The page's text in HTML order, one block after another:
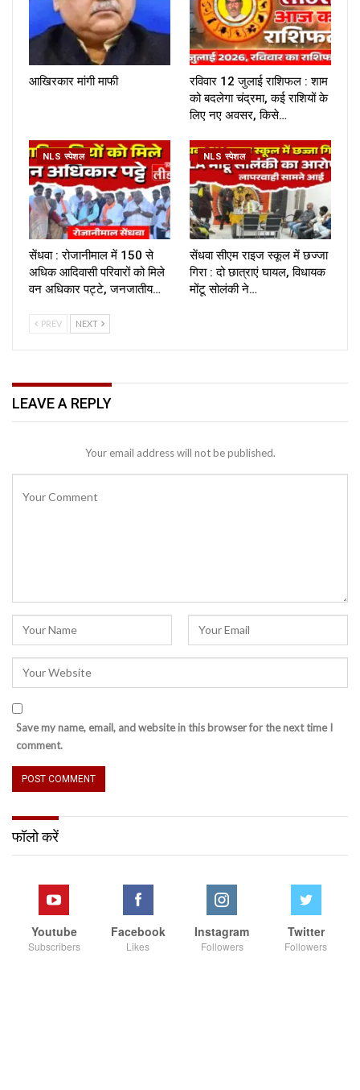
आखिरकार मांगी माफी
रविवार 12 जुलाई राशिफल : शाम
को बदलेगा चंद्रमा, कई राशियों के
लिए नए अवसर, किसे…
NLS स्पेशल
सेंधवा : रोजानीमाल में 150 से
अधिक आदिवासी परिवारों को मिले
वन अधिकार पट्टे, जनजातीय…
NLS स्पेशल
सेंधवा सीएम राइज स्कूल में छज्जा
गिरा : दो छात्राएं घायल, विधायक
मोंटू सोलंकी ने…
PREV NEXT
LEAVE A REPLY
Your email address will not be published.
Save my name, email, and website in this browser for the next time I
comment.
फॉलो करें
Youtube
Subscribers
Facebook
Likes
Instagram
Followers
Twitter
Followers